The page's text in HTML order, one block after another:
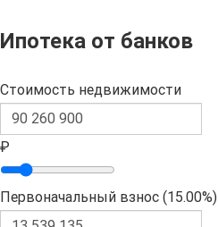
Ипотека от банков
Стоимость недвижимости
₽
Первоначальный взнос (15.00%)